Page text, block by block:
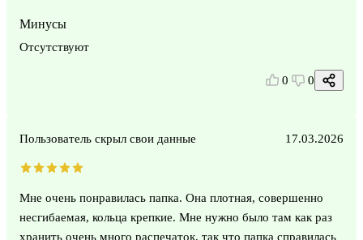
Минусы
Отсутствуют
0 0
Пользователь скрыл свои данные 17.03.2026
Мне очень понравилась папка. Она плотная, совершенно
несгибаемая, кольца крепкие. Мне нужно было там как раз
хранить очень много распечаток, так что папка справилась